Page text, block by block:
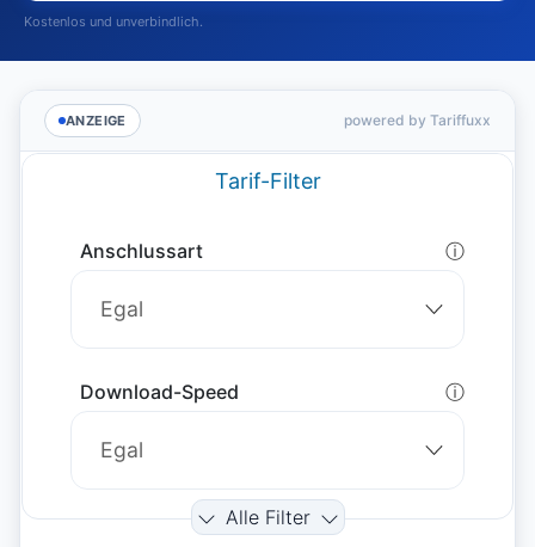
Kostenlos und unverbindlich.
ANZEIGE powered by Tariffuxx